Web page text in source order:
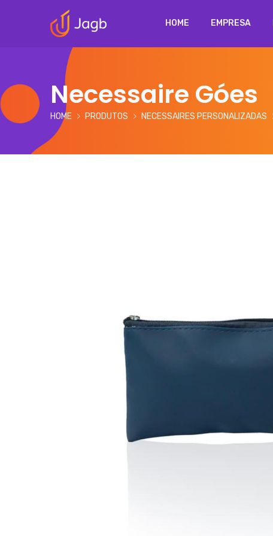
HOME EMPRESA
Necessaire Góes
HOME PRODUTOS NECESSAIRES PERSONALIZADAS